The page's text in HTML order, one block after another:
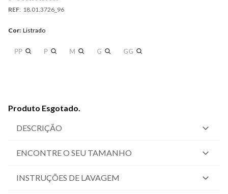
REF: 18.01.3726_96
Cor: Listrado
PP P M G GG
Produto Esgotado.
DESCRIÇÃO
ENCONTRE O SEU TAMANHO
INSTRUÇÕES DE LAVAGEM